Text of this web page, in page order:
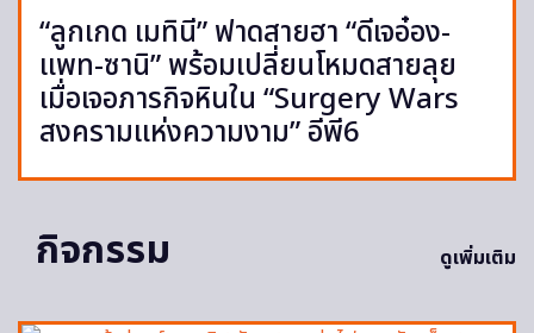
“ลูกเกด เมทินี” ฟาดสายฮา “ดีเจอ๋อง-
แพท-ซานิ” พร้อมเปลี่ยนโหมดสายลุย
เมื่อเจอภารกิจหินใน “Surgery Wars
สงครามแห่งความงาม” อีพี6
กิจกรรม ดูเพิ่มเติม